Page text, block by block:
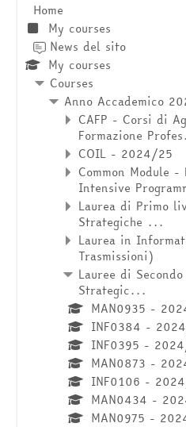
Home
My courses
News del sito
My courses
Courses
Anno Accademico
CAFP - Corsi di
Formazione
COIL - 2024/25
Common Module
Intensive
Laurea di Primo
Strategiche ...
Laurea in
Trasmissioni)
Lauree di
Strategic...
MAN0935 -
INF0384 -
INF0395 -
MAN0873 -
INF0106 -
MAN0434 -
MAN0975 -